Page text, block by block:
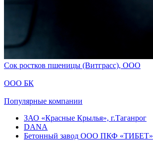
Сок ростков пшеницы (Витграсс), ООО
ООО БК
Популярные компании
ЗАО «Красные Крылья», г.Таганрог
DANA
Бетонный завод ООО ПКФ «ТИБЕТ»